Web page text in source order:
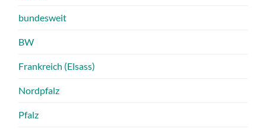
bundesweit
BW
Frankreich (Elsass)
Nordpfalz
Pfalz